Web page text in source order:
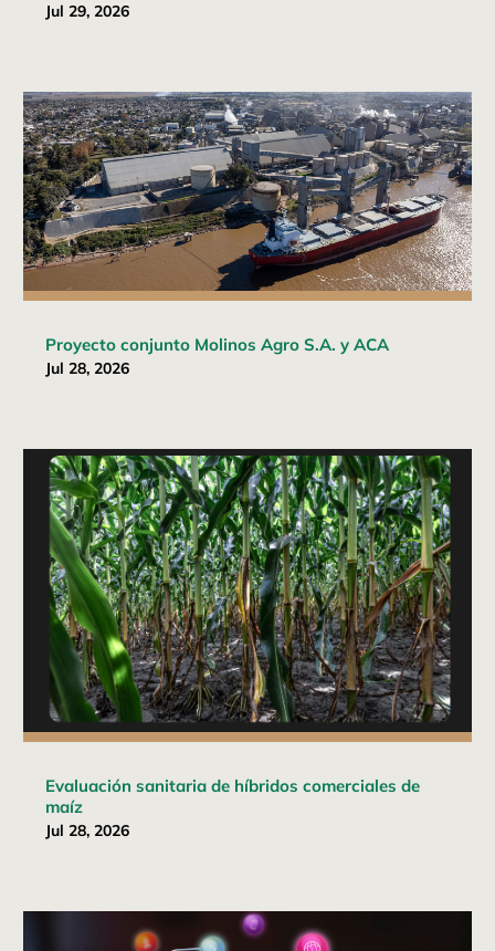
Jul 29, 2026
Proyecto conjunto Molinos Agro S.A. y ACA
Jul 28, 2026
Evaluación sanitaria de híbridos comerciales de
maíz
Jul 28, 2026